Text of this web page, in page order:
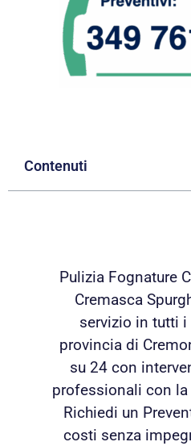
Contenuti
Pulizia Fognature
Cremasca
servizio in tutti
provincia di
su 24 con
professionali con
Richiedi un
costi senza